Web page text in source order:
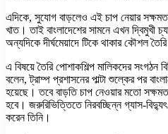
এদিকে, সুযোগ বাড়লেও এই চাপ নেয়ার
খাত। তাই বাংলাদেশের সামনে এখন দ্বিমুখী
অন্যদিকে দীর্ঘমেয়াদে টিকে থাকার কৌশল
এ বিষয়ে তৈরি পোশাকশিল্প মালিকদের সংগঠন
বলেন, ট্রাম্প প্রশাসনের পাল্টা শুল্কের পর
হয়েছে। তবে বাড়তি চাপ নেওয়ার মতো
হবে। জরুরিভিত্তিতে নিরবচ্ছিন্ন গ্যাস-
করেন তিনি।